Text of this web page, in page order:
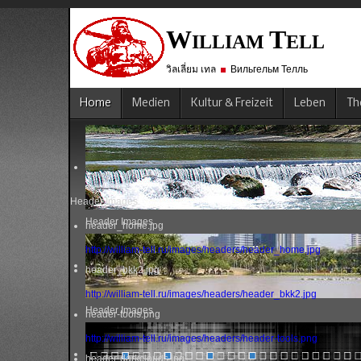
WILLIAM TELL
วิลเลี่ยม เทล Вильгельм Телль
Home Medien Kultur & Freizeit Leben
Header Images
Header Images
Header Images
header_home.jpg
http://william-tell.ru/images/headers/header_home.jpg
header_bkk2.jpg
http://william-tell.ru/images/headers/header_bkk2.jpg
header-tools.png
http://william-tell.ru/images/headers/header-tools.png
header-darkclouds.jpg